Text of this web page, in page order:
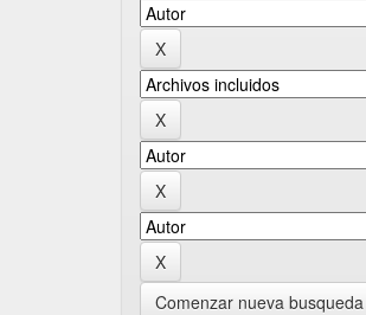
Comenzar nueva busqueda